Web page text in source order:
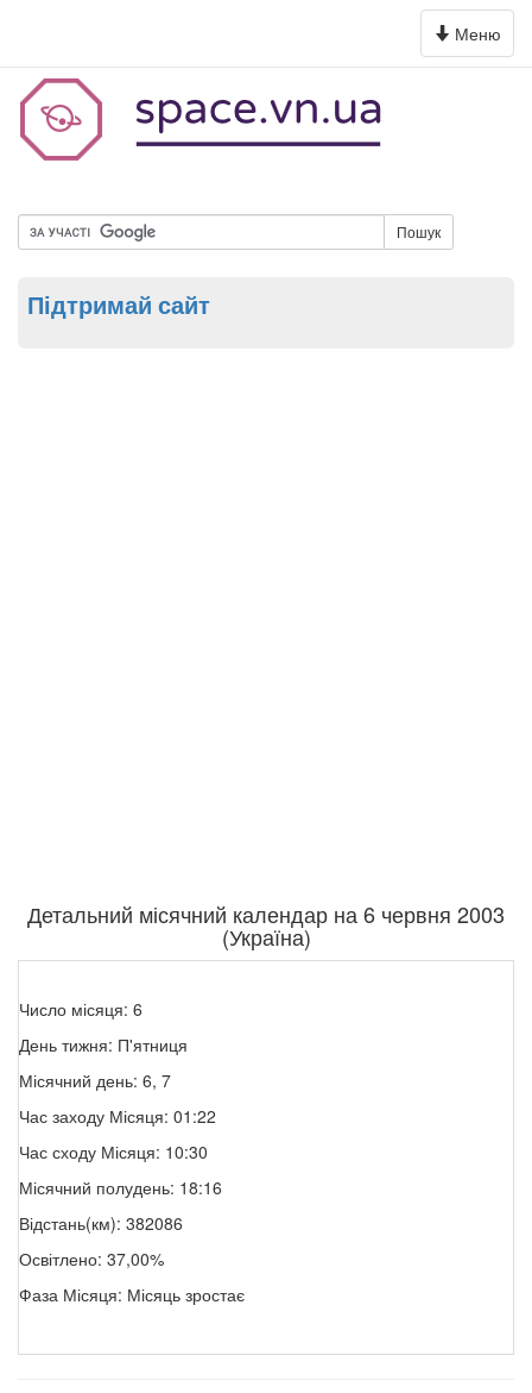
Toggle
navigation
Меню
Пошук
Підтримай сайт
Детальний місячний календар на 6 червня 2003
(Україна)
Число місяця: 6
День тижня: П'ятниця
Місячний день: 6, 7
Час заходу Місяця: 01:22
Час сходу Місяця: 10:30
Місячний полудень: 18:16
Відстань(км): 382086
Освітлено: 37,00%
Фаза Місяця: Місяць зростає